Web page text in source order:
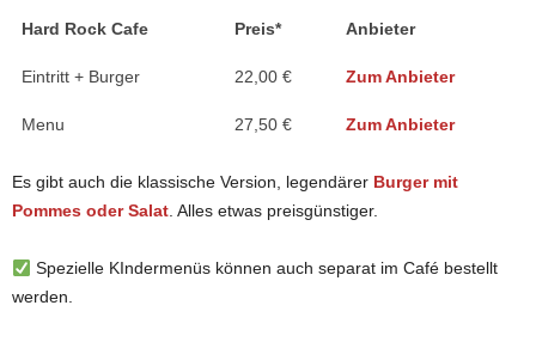
Hard Rock Cafe Preis* Anbieter
Eintritt + Burger 22,00 € Zum Anbieter
Menu 27,50 € Zum Anbieter
Es gibt auch die klassische Version, legendärer Burger mit
Pommes oder Salat. Alles etwas preisgünstiger.
Spezielle KIndermenüs können auch separat im Café bestellt
werden.